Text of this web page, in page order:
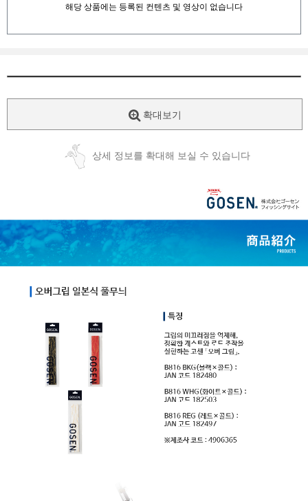
확대보기
상세 정보를 확대해 보실 수 있습니다